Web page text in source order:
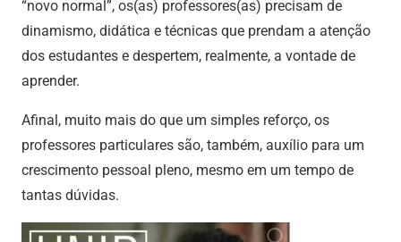
“novo normal”, os(as) professores(as) precisam de
dinamismo, didática e técnicas que prendam a atenção
dos estudantes e despertem, realmente, a vontade de
aprender.
Afinal, muito mais do que um simples reforço, os
professores particulares são, também, auxílio para um
crescimento pessoal pleno, mesmo em um tempo de
tantas dúvidas.